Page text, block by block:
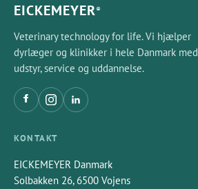
EICKEMEYER®
Veterinary technology for life. Vi hjælper
dyrlæger og klinikker i hele Danmark med
udstyr, service og uddannelse.
KONTAKT
EICKEMEYER Danmark
Solbakken 26, 6500 Vojens